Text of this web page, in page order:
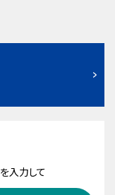
入力して